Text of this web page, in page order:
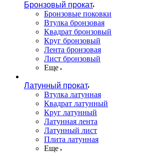
Бронзовый прокат
Бронзовые поковки
Втулка бронзовая
Квадрат бронзовый
Круг бронзовый
Лента бронзовая
Лист бронзовый
Еще
Латунный прокат
Втулка латунная
Квадрат латунный
Круг латунный
Латунная лента
Латунный лист
Плита латунная
Еще